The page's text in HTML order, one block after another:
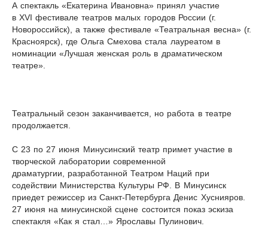
А спектакль «Екатерина Ивановна» принял участие
в XVI фестивале театров малых городов России (г.
Новороссийск), а также фестивале «Театральная весна» (г.
Красноярск), где Ольга Смехова стала лауреатом в
номинации «Лучшая женская роль в драматическом
театре».
Театральный сезон заканчивается, но работа в театре
продолжается.
С 23 по 27 июня Минусинский театр примет участие в
творческой лаборатории современной
драматургии, разработанной Театром Наций при
содействии Министерства Культуры РФ. В Минусинск
приедет режиссер из Санкт-Петербурга Денис Хуснияров.
27 июня на минусинской сцене состоится показ эскиза
спектакля «Как я стал…» Ярославы Пулинович.